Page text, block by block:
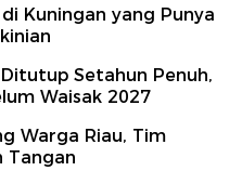
Kuningan yang Punya
Setahun Penuh,
Waisak 2027
Warga Riau, Tim
Tangan